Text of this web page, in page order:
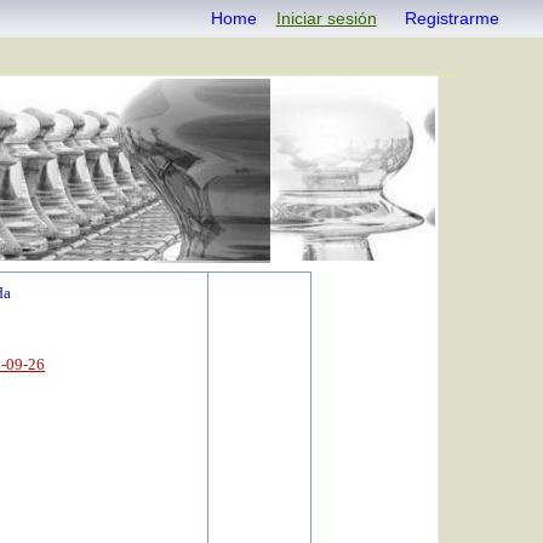
Home Iniciar sesión Registrarme
26